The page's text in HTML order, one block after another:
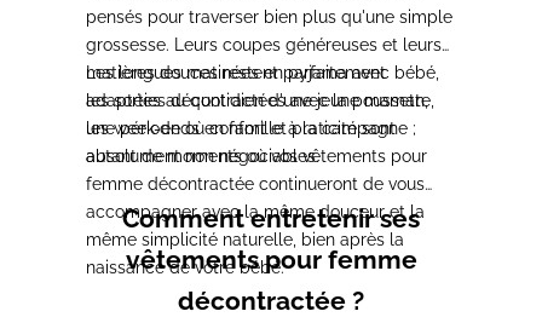
pensés pour traverser bien plus qu'une simple
grossesse. Leurs coupes généreuses et leurs
matières douces restent parfaitement
adaptées au quotidien d'une jeune maman,
une période où confort et praticité sont
absolument non négociables.
Les longues matinées en pyjama avec bébé,
les sorties décontractées avec la poussette,
les week-ends en famille à la campagne ;
autant de moments où vos vêtements pour
femme décontractée continueront de vous
accompagner avec la même douceur et la
même simplicité naturelle, bien après la
naissance de votre bébé.
Comment entretenir ses
vêtements pour femme
décontractée ?